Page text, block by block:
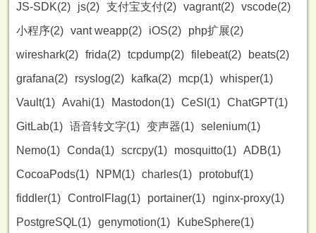
JS-SDK(2)
js(2) 支付宝支付(2) vagrant(2) vscode(2)
小程序(2) vant weapp(2) iOS(2)
php扩展(2)
wireshark(2) frida(2) tcpdump(2) filebeat(2)
beats(2)
grafana(2)
rsyslog(2) kafka(2) mcp(1) whisper(1)
Vault(1) Avahi(1) Mastodon(1) CeSI(1) ChatGPT(1)
GitLab(1) 语音转文字(1) 变声器(1) selenium(1)
Nemo(1) Conda(1) scrcpy(1) mosquitto(1) ADB(1)
CocoaPods(1)
NPM(1) charles(1)
protobuf(1)
fiddler(1) ControlFlag(1) portainer(1)
nginx-proxy(1)
PostgreSQL(1) genymotion(1)
KubeSphere(1)